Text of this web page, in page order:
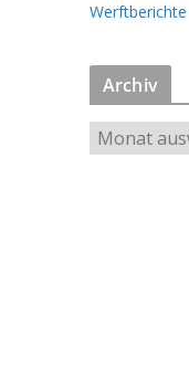
Werftberichte
Archiv
r